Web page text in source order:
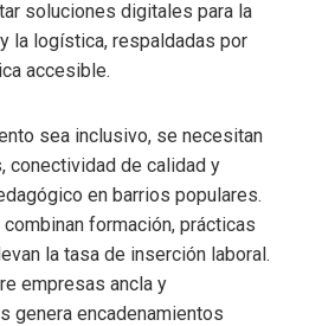
soluciones digitales para la
la logística, respaldadas por
accesible.
sea inclusivo, se necesitan
conectividad de calidad y
en barrios populares.
formación, prácticas
la tasa de inserción laboral.
empresas ancla y
genera encadenamientos